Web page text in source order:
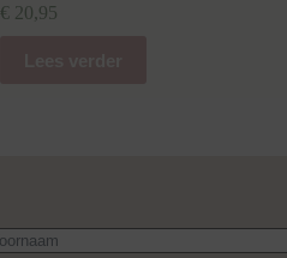
€ 20,95